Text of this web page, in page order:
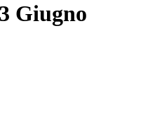
Giugno